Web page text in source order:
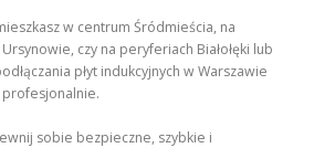
w centrum Śródmieścia, na
czy na peryferiach Białołęki lub
płyt indukcyjnych w Warszawie
sobie bezpieczne, szybkie i